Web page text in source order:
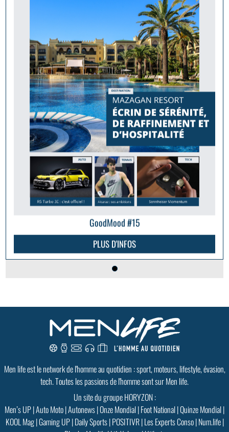
GoodMood #15
PLUS D'INFOS
Men life est le network de l'homme au quotidien : sport, moteurs, lifestyle, évasion,
tech. Toutes les passions de l'homme sont sur Men life.
Un site du groupe HORYZON :
Men’s UP|Auto Moto|Autonews|Onze Mondial|Foot National|Quinze Mondial|
KOOL Mag|Gaming UP|Daily Sports|POSITIVR|Les Experts Conso|Num.life|